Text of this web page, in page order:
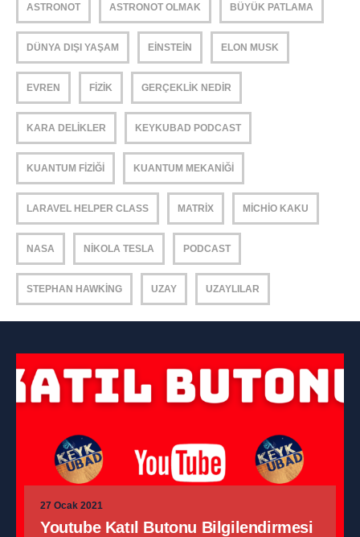
ASTRONOT ASTRONOT OLMAK BÜYÜK PATLAMA
DÜNYA DIŞI YAŞAM EINSTEIN ELON MUSK
EVREN FIZIK GERÇEKLIK NEDIR
KARA DELIKLER KEYKUBAD PODCAST
KUANTUM FIZIĞI KUANTUM MEKANIĞI
LARAVEL HELPER CLASS MATRIX MICHIO KAKU
NASA NIKOLA TESLA PODCAST
STEPHAN HAWKING UZAY UZAYLILAR
27 Ocak 2021
Youtube Katıl Butonu Bilgilendirmesi